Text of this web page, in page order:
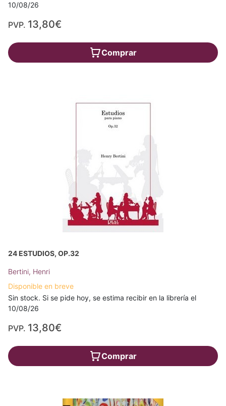
10/08/26
PVP. 13,80€
Comprar
24 ESTUDIOS, OP.32
Bertini, Henri
Disponible en breve
Sin stock. Si se pide hoy, se estima recibir en la librería el
10/08/26
PVP. 13,80€
Comprar